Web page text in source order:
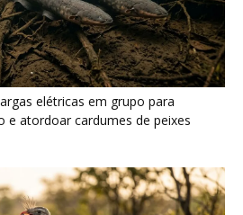
em alta velocidade e arremessos
serpentes peçonhentas no